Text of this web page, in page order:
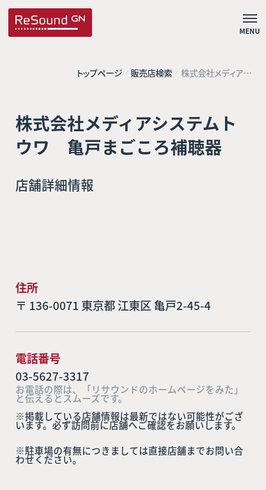
MENU
トップページ 販売店検索 株式会社メディアシ
ステムトウワ 亀戸
株式会社メディアシステムト
ウワ 亀戸まごころ補聴器
店舗詳細情報
住所
〒 136-0071 東京都 江東区 亀戸2-45-4
電話番号
03-5627-3317
お電話の際は、「リサウンドのホームページをみた」
と伝えるとスムーズです。
※掲載している店舗情報は最新ではない可能性がござ
います。必ず訪問前に店舗へご確認をお願いします。
※駐車場の有無につきましては直接店舗までお問い合
わせください。